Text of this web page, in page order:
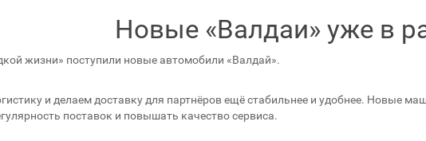
Новые «Валдаи» уже в
жизни» поступили новые автомобили «Валдай».
и делаем доставку для партнёров ещё стабильнее и удобнее. Новые
поставок и повышать качество сервиса.